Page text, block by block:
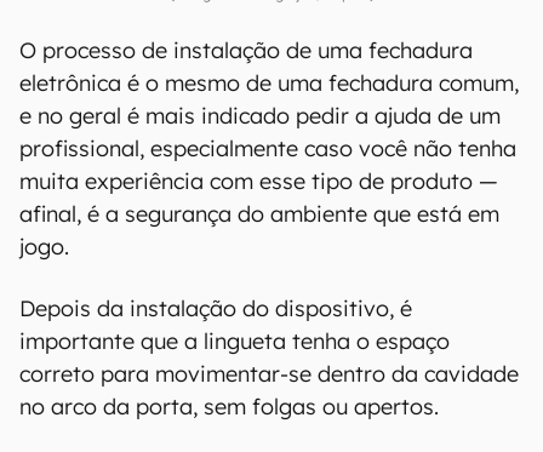
O processo de instalação de uma fechadura
eletrônica é o mesmo de uma fechadura comum,
e no geral é mais indicado pedir a ajuda de um
profissional, especialmente caso você não tenha
muita experiência com esse tipo de produto —
afinal, é a segurança do ambiente que está em
jogo.
Depois da instalação do dispositivo, é
importante que a lingueta tenha o espaço
correto para movimentar-se dentro da cavidade
no arco da porta, sem folgas ou apertos.